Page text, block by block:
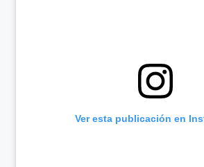
Ver esta publicación en